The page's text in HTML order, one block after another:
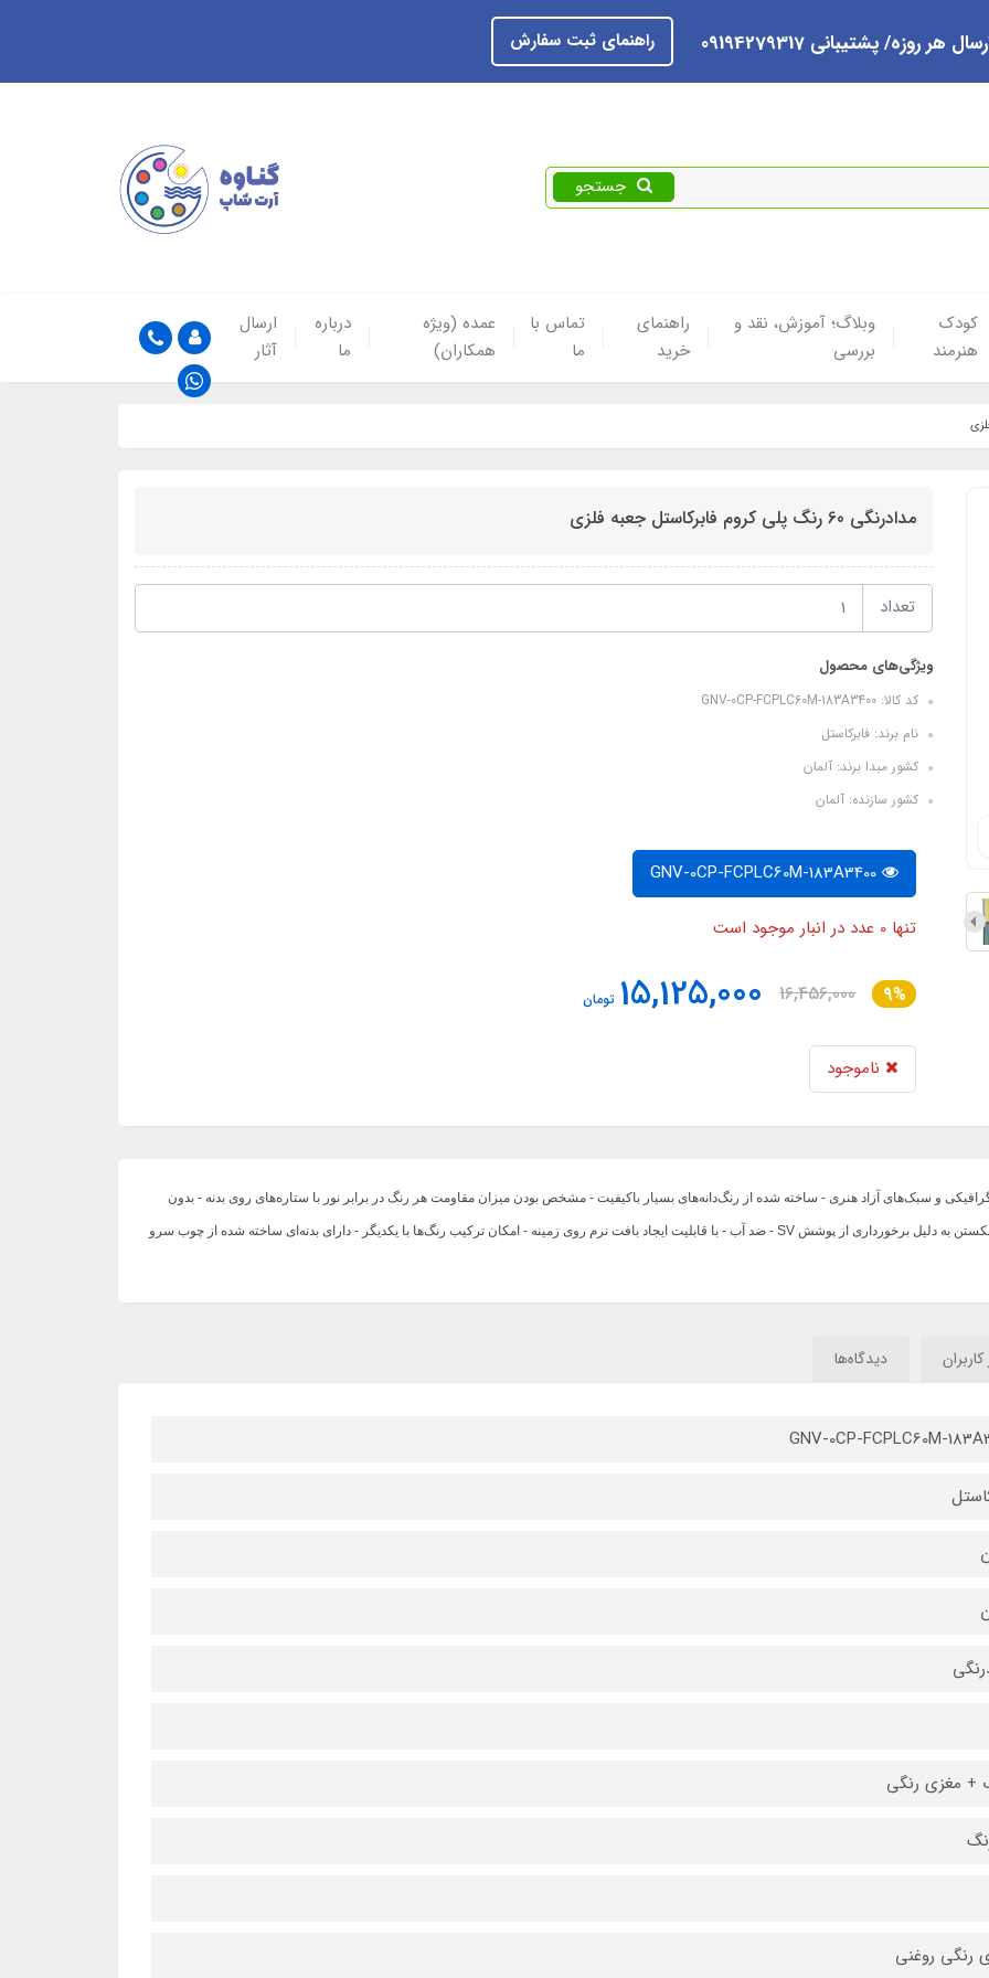
هر روزه/ پشتیبانی 09194279317 راهنمای ثبت سفارش
جستجو
کودک
هنرمند
وبلاگ؛ آموزش، نقد و
بررسی
راهنمای
خرید
تماس با
ما
عمده (ویژه
همکاران)
درباره
ما
ارسال
آثار
مدادرنگی 60 رنگ پلی کروم فابرکاستل جعبه فلزی
تعداد
ویژگی‌های محصول
کد کالا: GNV-0CP-FCPLC60M-183A3400
نام برند: فابرکاستل
کشور مبدا برند: آلمان
کشور سازنده: آلمان
GNV-0CP-FCPLC60M-183A3400
تنها 0 عدد در انبار موجود است
9%
16,456,000
15,125,000 تومان
ناموجود
و سبک‌های آزاد هنری - ساخته شده از رنگ‌دانه‌های بسیار باکیفیت - مشخص بودن میزان مقاومت هر رنگ در برابر نور با ستاره‌های روی بدنه - بدون
ایجاد لک - درای نوک پاستلی روغنی - مقاومت زیاد نوک در برابر شکستن به دلیل برخورداری از پوشش SV - ضد آب - با قابلیت ایجاد بافت نرم روی زمینه - امکان ترکیب رنگ‌ها با یکدیگر - دارای بدنه‌ای ساخته شده از چوب سرو
دیدگاه‌ها
GNV-0CP-FCPLC60M-
+ مغزی رنگی
رنگی روغنی